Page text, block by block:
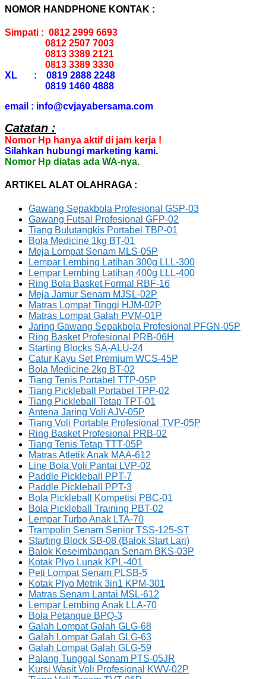
NOMOR HANDPHONE KONTAK :
Simpati : 0812 2999 6693
0812 2507 7003
0813 3389 2121
0813 3389 3330
XL : 0819 2888 2248
0819 1460 4888
email : info@cvjayabersama.com
Catatan :
Nomor Hp hanya aktif di jam kerja !
Silahkan hubungi marketing kami.
Nomor Hp diatas ada WA-nya.
ARTIKEL ALAT OLAHRAGA :
Gawang Sepakbola Profesional GSP-03
Gawang Futsal Profesional GFP-02
Tiang Bulutangkis Portabel TBP-01
Bola Medicine 1kg BT-01
Meja Lompat Senam MLS-05P
Lempar Lembing Latihan 300g LLL-300
Lempar Lembing Latihan 400g LLL-400
Ring Bola Basket Formal RBF-16
Meja Jamur Senam MJSL-02P
Matras Lompat Tinggi HJM-02P
Matras Lompat Galah PVM-01P
Jaring Gawang Sepakbola Profesional PFGN-05P
Ring Basket Profesional PRB-06H
Starting Blocks SA-ALU-24
Catur Kayu Set Premium WCS-45P
Bola Medicine 2kg BT-02
Tiang Tenis Portabel TTP-05P
Tiang Pickleball Portabel TPP-02
Tiang Pickleball Tetap TPT-01
Antena Jaring Voli AJV-05P
Tiang Voli Portable Profesional TVP-05P
Ring Basket Profesional PRB-02
Tiang Tenis Tetap TTT-05P
Matras Atletik Anak MAA-612
Line Bola Voli Pantai LVP-02
Paddle Pickleball PPT-7
Paddle Pickleball PPT-3
Bola Pickleball Kompetisi PBC-01
Bola Pickleball Training PBT-02
Lempar Turbo Anak LTA-70
Trampolin Senam Senior TSS-125-ST
Starting Block SB-08 (Balok Start Lari)
Balok Keseimbangan Senam BKS-03P
Kotak Plyo Lunak KPL-401
Peti Lompat Senam PLSB-5
Kotak Plyo Metrik 3in1 KPM-301
Matras Senam Lantai MSL-612
Lempar Lembing Anak LLA-70
Bola Petanque BPQ-3
Galah Lompat Galah GLG-68
Galah Lompat Galah GLG-63
Galah Lompat Galah GLG-59
Palang Tunggal Senam PTS-05JR
Kursi Wasit Voli Profesional KWV-02P